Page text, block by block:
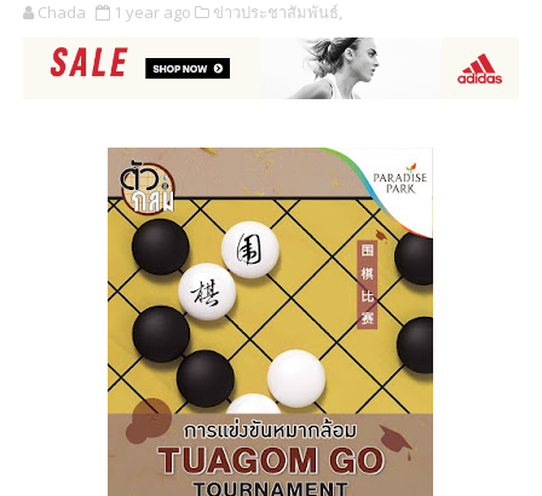
Chada 1 year ago ข่าวประชาสัมพันธ์,